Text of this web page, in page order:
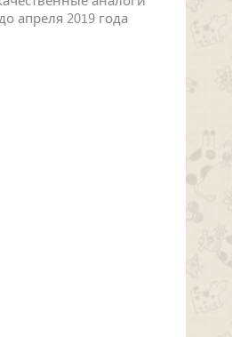
апреля 2019 года